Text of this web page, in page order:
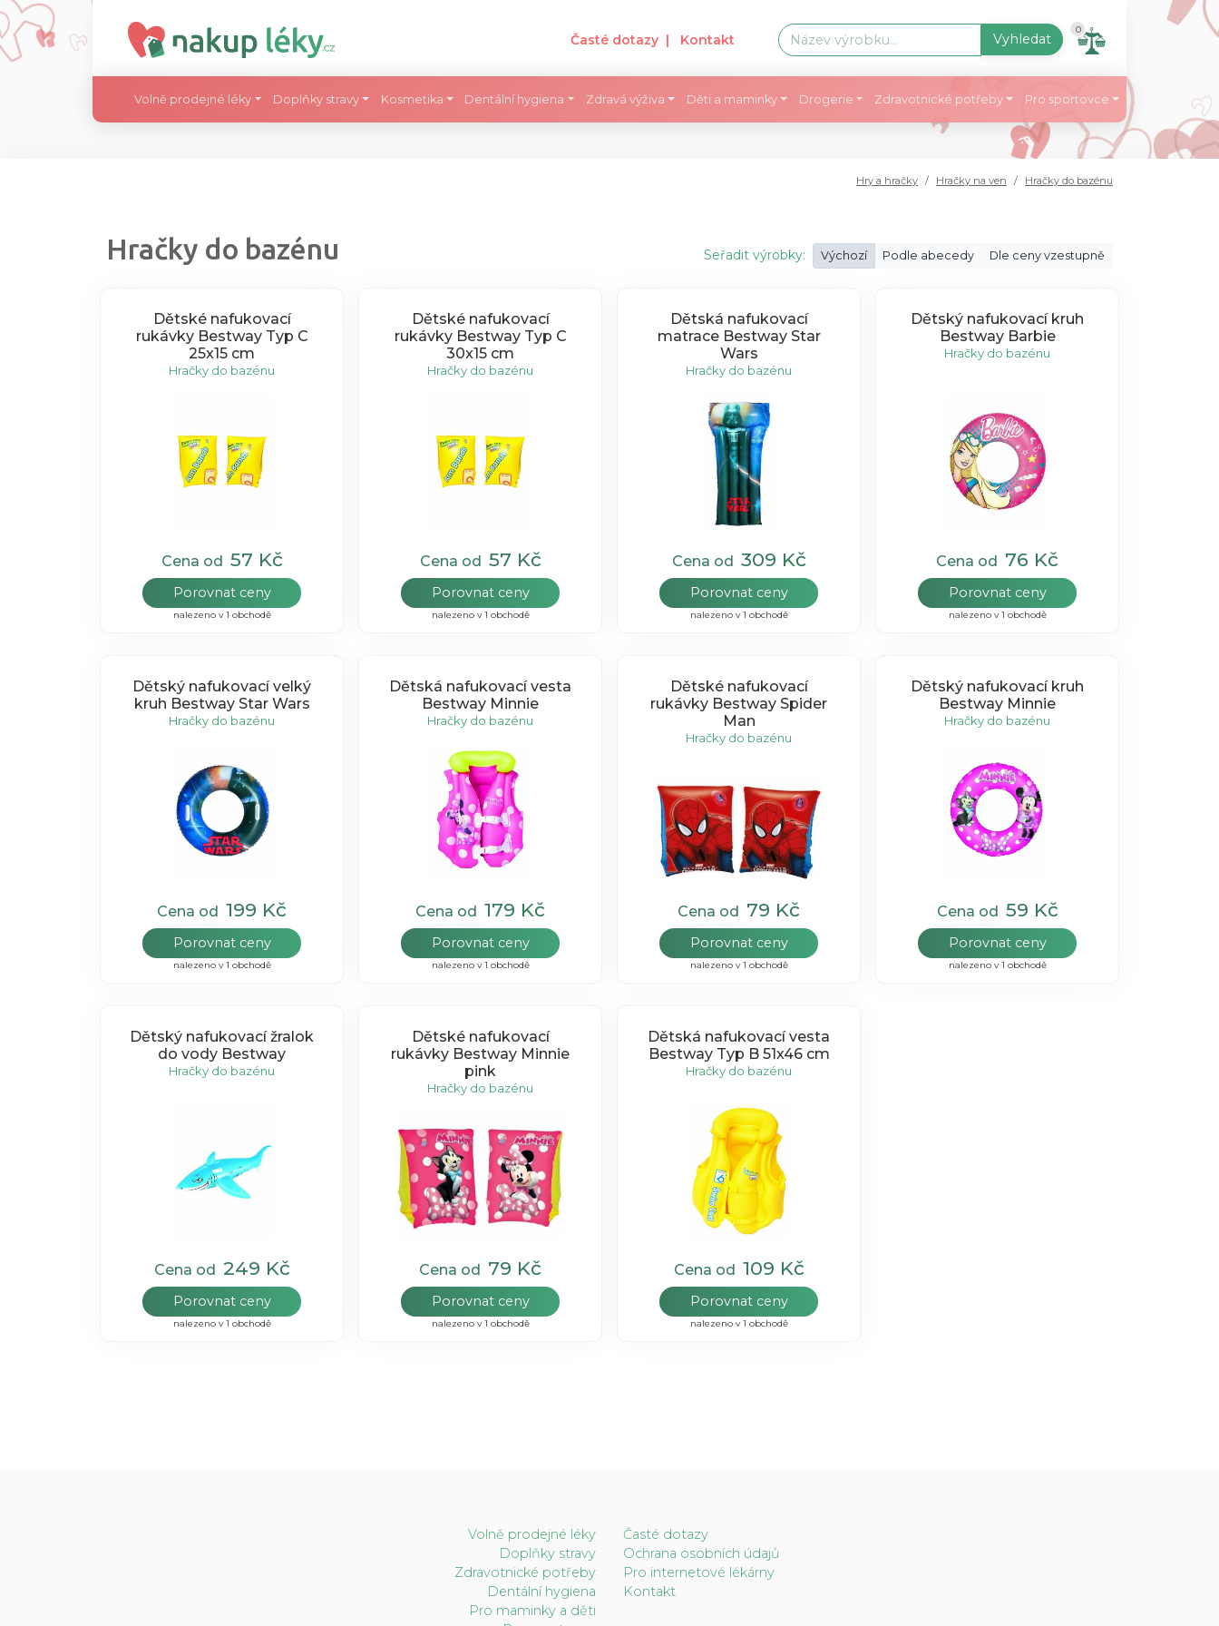
Časté dotazy | Kontakt Vyhledat
0
Volně prodejné léky Doplňky stravy Kosmetika Dentální hygiena Zdravá výživa Děti a maminky Drogerie Zdravotnické potřeby Pro sportovce
Hry a hračky Hračky na ven Hračky do bazénu
Hračky do bazénu Seřadit výrobky: Výchozí Podle abecedy Dle ceny vzestupně
Dětské nafukovací
rukávky Bestway Typ C
25x15 cm
Hračky do bazénu
Cena od 57 Kč
Porovnat ceny
nalezeno v 1 obchodě
Dětské nafukovací
rukávky Bestway Typ C
30x15 cm
Hračky do bazénu
Cena od 57 Kč
Porovnat ceny
nalezeno v 1 obchodě
Dětská nafukovací
matrace Bestway Star
Wars
Hračky do bazénu
Cena od 309 Kč
Porovnat ceny
nalezeno v 1 obchodě
Dětský nafukovací kruh
Bestway Barbie
Hračky do bazénu
Cena od 76 Kč
Porovnat ceny
nalezeno v 1 obchodě
Dětský nafukovací velký
kruh Bestway Star Wars
Hračky do bazénu
Cena od 199 Kč
Porovnat ceny
nalezeno v 1 obchodě
Dětská nafukovací vesta
Bestway Minnie
Hračky do bazénu
Cena od 179 Kč
Porovnat ceny
nalezeno v 1 obchodě
Dětské nafukovací
rukávky Bestway Spider
Man
Hračky do bazénu
Cena od 79 Kč
Porovnat ceny
nalezeno v 1 obchodě
Dětský nafukovací kruh
Bestway Minnie
Hračky do bazénu
Cena od 59 Kč
Porovnat ceny
nalezeno v 1 obchodě
Dětský nafukovací žralok
do vody Bestway
Hračky do bazénu
Cena od 249 Kč
Porovnat ceny
nalezeno v 1 obchodě
Dětské nafukovací
rukávky Bestway Minnie
pink
Hračky do bazénu
Cena od 79 Kč
Porovnat ceny
nalezeno v 1 obchodě
Dětská nafukovací vesta
Bestway Typ B 51x46 cm
Hračky do bazénu
Cena od 109 Kč
Porovnat ceny
nalezeno v 1 obchodě
Volně prodejné léky
Doplňky stravy
Zdravotnické potřeby
Dentální hygiena
Pro maminky a děti
Časté dotazy
Ochrana osobních údajů
Pro internetové lékárny
Kontakt